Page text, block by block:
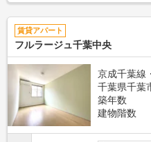
賃貸アパート
フルラージュ千葉中央
京成千葉線
千葉県千葉
築年数
建物階数